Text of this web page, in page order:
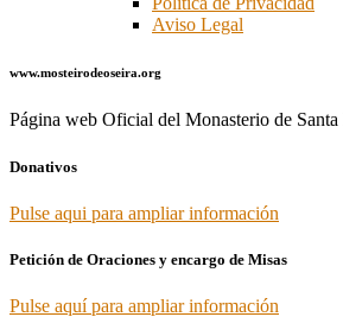
Aviso Legal
www.mosteirodeoseira.org
Página web Oficial del Monasterio de
Donativos
Pulse aqui para ampliar información
Petición de Oraciones y encargo de Misas
Pulse aquí para ampliar información